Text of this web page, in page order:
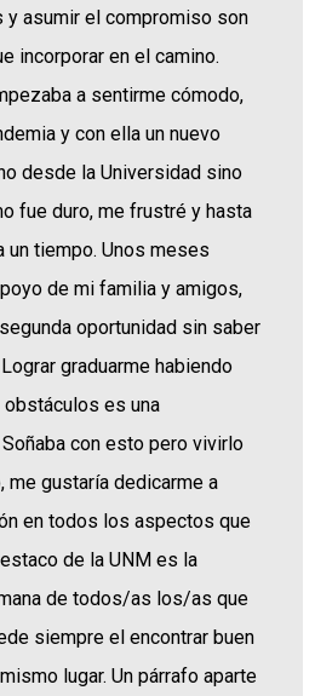
asumir el compromiso son
incorporar en el camino.
a sentirme cómodo,
y con ella un nuevo
desde la Universidad sino
fue duro, me frustré y hasta
un tiempo. Unos meses
de mi familia y amigos,
oportunidad sin saber
graduarme habiendo
es una
con esto pero vivirlo
me gustaría dedicarme a
en todos los aspectos que
de la UNM es la
de todos/as los/as que
siempre el encontrar buen
lugar. Un párrafo aparte